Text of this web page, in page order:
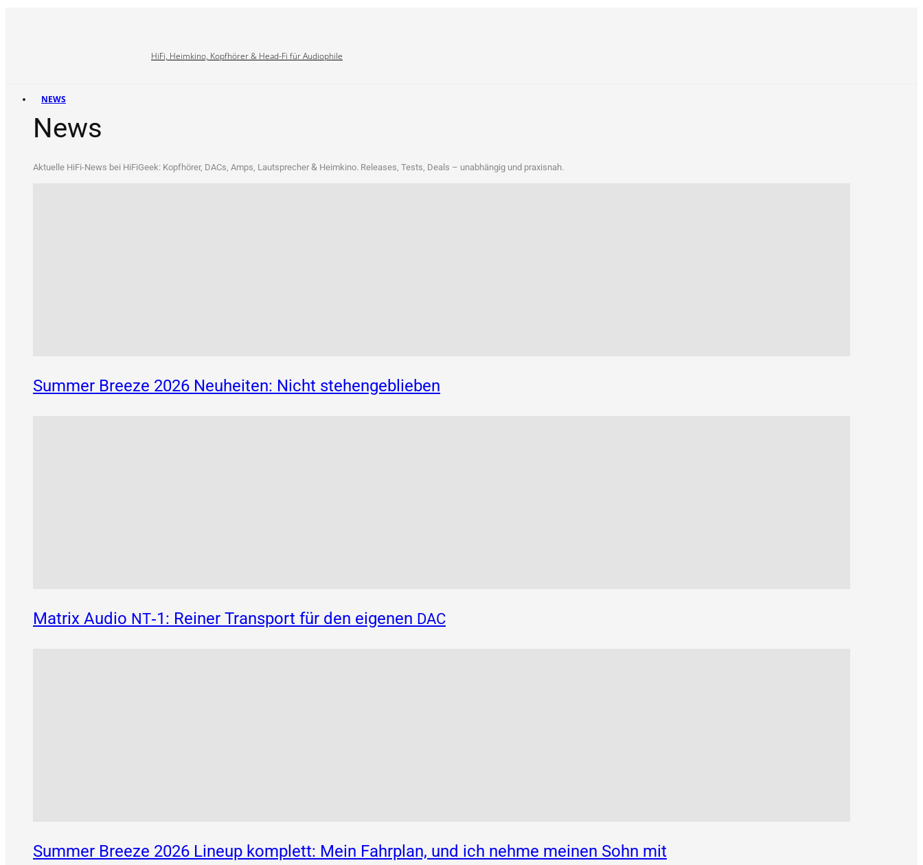
HiFi, Heimkino, Kopfhörer & Head-Fi für Audiophile
NEWS
News
Aktu­el­le HiFi-News bei HiFi­Ge­ek: Kopf­hö­rer, DACs, Amps, Laut­spre­cher & Heim­ki­no. Releases, Tests, Deals – unab­hän­gig und praxisnah.
Summer Breeze 2026 Neuheiten: Nicht stehengeblieben
Matrix Audio NT‑1: Reiner Transport für den eigenen DAC
Summer Breeze 2026 Lineup komplett: Mein Fahrplan, und ich nehme meinen Sohn mit